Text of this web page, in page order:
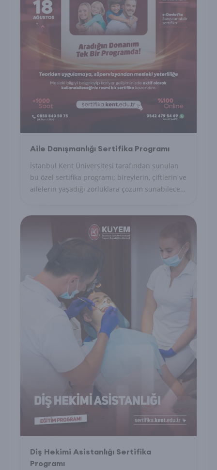
Aile Danışmanlığı Sertifika Programı
İstanbul Kent Üniversitesi tarafından sunulan
bu özel sertifika programı; bireylerin, çiftlerin ve
ailelerin yaşadığı zorluklara çözüm sunabilecek
Diş Hekimi Asistanlığı Sertifika
Programı